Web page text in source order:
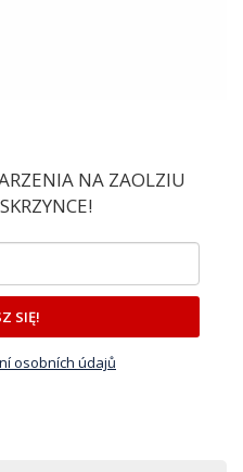
NA ZAOLZIU
SIĘ!
osobních údajů